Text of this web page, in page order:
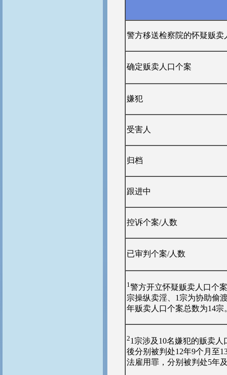
警方移送检察院的怀疑贩卖
确定贩卖人口个案
嫌犯
受害人
归档
跟进中
控诉个案/人数
已审判个案/人数
1警方开立怀疑贩卖人口个
宗操纵卖淫、1宗为协助偷
年贩卖人口个案总数为14宗
21宗涉及10名嫌犯的贩卖
後分别被判处12年9个月至
法雇用罪，分别被判处5年